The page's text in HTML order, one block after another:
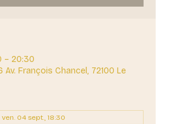
– 20:30
Av. François Chancel, 72100 Le
ven. 04 sept., 18:30